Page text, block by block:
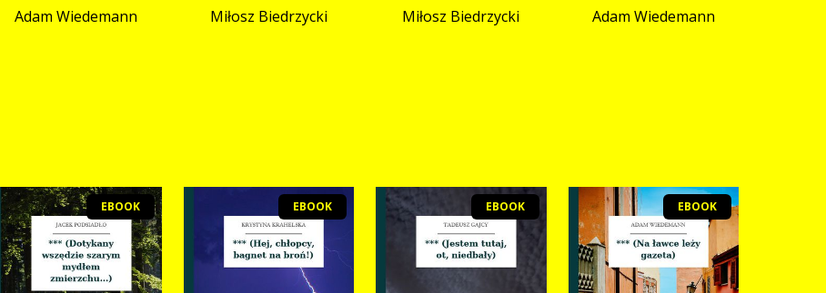
Adam Wiedemann Miłosz Biedrzycki Miłosz Biedrzycki Adam Wiedemann
EBOOK EBOOK EBOOK EBOOK